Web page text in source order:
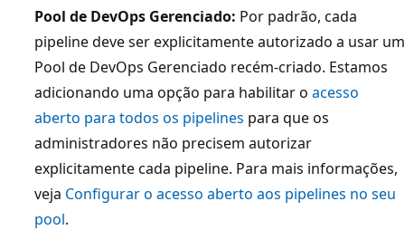
Pool de DevOps Gerenciado: Por padrão, cada
pipeline deve ser explicitamente autorizado a usar um
Pool de DevOps Gerenciado recém-criado. Estamos
adicionando uma opção para habilitar o acesso
aberto para todos os pipelines para que os
administradores não precisem autorizar
explicitamente cada pipeline. Para mais informações,
veja Configurar o acesso aberto aos pipelines no seu
pool.